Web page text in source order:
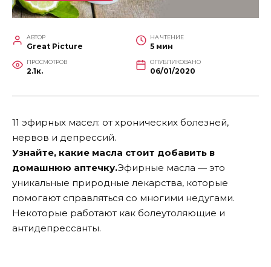
АВТОР
Great Picture
НА ЧТЕНИЕ
5 мин
ПРОСМОТРОВ
2.1к.
ОПУБЛИКОВАНО
06/01/2020
11 эфирных масел: от хронических болезней,
нервов и депрессий.
Узнайте, какие масла стоит добавить в
домашнюю аптечку.Эфирные масла — это
уникальные природные лекарства, которые
помогают справляться со многими недугами.
Некоторые работают как болеутоляющие и
антидепрессанты.